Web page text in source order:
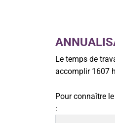
Le temps de
accomplir 1607
Pour connaître
: